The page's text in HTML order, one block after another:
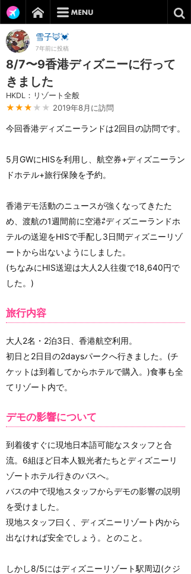
雪子🦊💓
7年前に投稿
8/7〜9香港ディズニーに行って
きました
HKDL：リゾート全般
★★★ ★★ 2019年8月に訪問
今回香港ディズニーランドは2回目の訪問です。
5月GWにHISを利用し、航空券+ディズニーラン
ドホテル+旅行保険を予約。
香港デモ活動のニュースが強くなってきたた
め、渡航の1週間前に空港⇄ディズニーランドホ
テルの送迎をHISで手配し3日間ディズニーリゾ
ートから出ないようにしました。
(ちなみにHIS送迎は大人2人往復で18,640円で
した。)
旅行内容
大人2名・2泊3日、香港航空利用。
初日と2日目の2daysパークへ行きました。(チ
ケットは到着してからホテルで購入。)食事も全
てリゾート内で。
デモの影響について
到着後すぐに現地日本語可能なスタッフと合
流。6組ほど日本人観光者たちとディズニーリ
ゾートホテル行きのバスへ。
バスの中で現地スタッフからデモの影響の説明
を受けました。
現地スタッフ曰く、ディズニーリゾート内から
出なければ安全でしょう。とのこと。
しかし8/5にはディズニーリゾート駅周辺(クジ